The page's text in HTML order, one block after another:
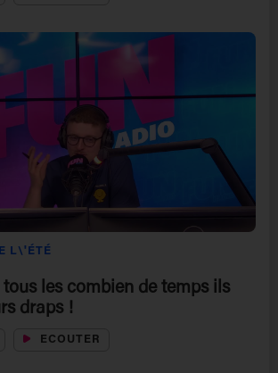
L\'ÉTÉ
les combien de temps ils
draps !
ECOUTER